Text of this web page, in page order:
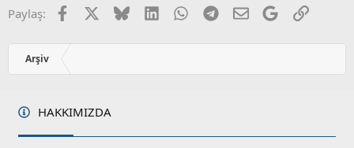
u
z
o
l
Paylaş: Facebook BlueskyLinkedInWhatsApp
Telegram
E-postaGoogleLink
Arşiv
HAKKIMIZDA